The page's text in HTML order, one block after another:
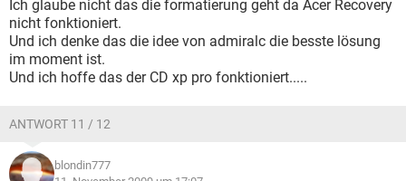
Ich glaube nicht das die formatierung geht da Acer Recovery
nicht fonktioniert.
Und ich denke das die idee von admiralc die besste lösung
im moment ist.
Und ich hoffe das der CD xp pro fonktioniert.....
ANTWORT 11 / 12
blondin777